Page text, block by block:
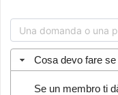
Cosa devo fare
Se un membro ti